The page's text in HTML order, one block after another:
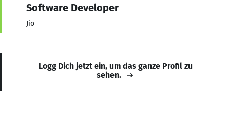
Software Developer
Jio
Logg Dich jetzt ein, um das ganze Profil zu
sehen.